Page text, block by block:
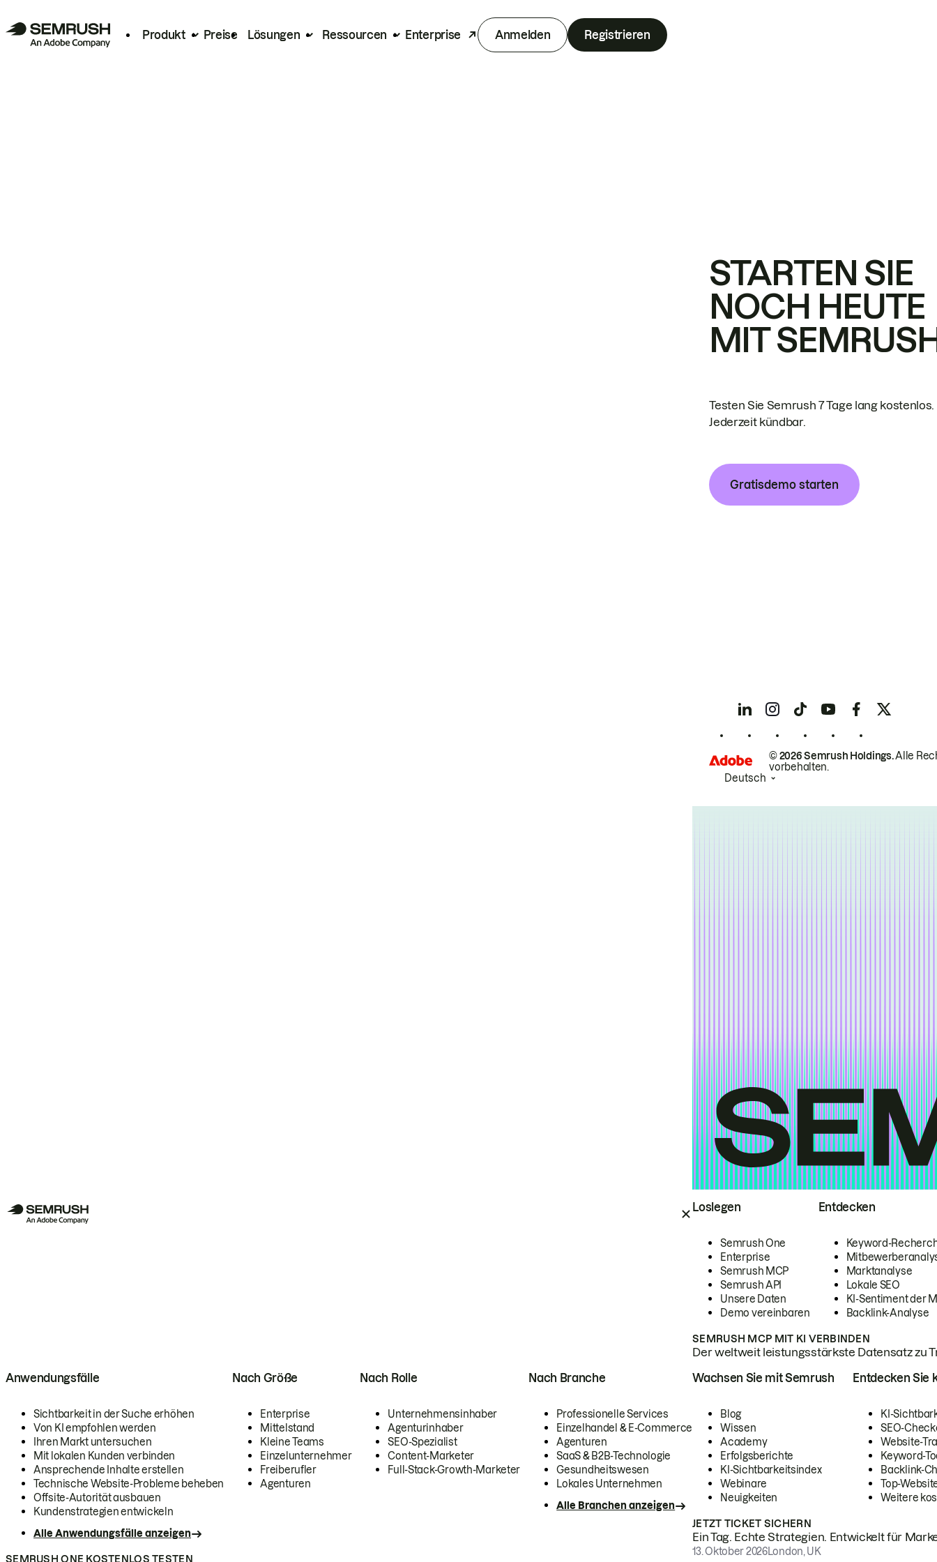
Produkt Preise Lösungen Ressourcen Enterprise Anmelden Registrieren
Loslegen
Semrush One
Enterprise
Semrush MCP
Semrush API
Unsere Daten
Demo vereinbaren
Entdecken
Keyword-
Marktanalyse
Lokale SEO
KI-Sentiment der
Backlink-Analyse
SEMRUSH MCP MIT KI VERBINDEN
Der weltweit leistungsstärkste Datensatz zu
Anwendungsfälle
Sichtbarkeit in der Suche erhöhen
Von KI empfohlen werden
Ihren Markt untersuchen
Mit lokalen Kunden verbinden
Ansprechende Inhalte erstellen
Technische Website-Probleme beheben
Offsite-Autorität ausbauen
Kundenstrategien entwickeln
Alle Anwendungsfälle anzeigen
Nach Größe
Enterprise
Mittelstand
Kleine Teams
Einzelunternehmer
Freiberufler
Agenturen
Nach Rolle
Unternehmensinhaber
Agenturinhaber
SEO-Spezialist
Content-Marketer
Full-Stack-Growth-Marketer
Nach Branche
Professionelle Services
Einzelhandel & E-Commerce
Agenturen
SaaS & B2B-Technologie
Gesundheitswesen
Lokales Unternehmen
Alle Branchen anzeigen
SEMRUSH ONE KOSTENLOS TESTEN
Wachsen Sie mit Semrush
Blog
Wissen
Academy
Erfolgsberichte
KI-Sichtbarkeitsindex
Webinare
Neuigkeiten
Entdecken Sie
KI-
SEO-
Website-
Keyword-
Backlink-
Top-
Weitere
JETZT TICKET SICHERN
Ein Tag. Echte Strategien. Entwickelt für
13. Oktober 2026London, UK
STARTEN SIE
NOCH HEUTE
MIT
Testen Sie Semrush 7 Tage lang kostenlos.
Jederzeit kündbar.
Gratisdemo starten
© 2026 Semrush Holdings.Alle
vorbehalten.
Deutsch